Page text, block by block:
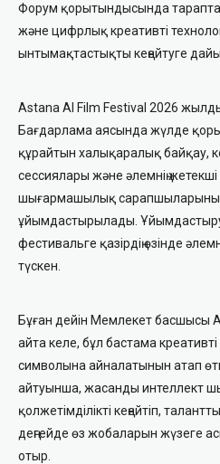
Форум қорытындысында
және цифрлық креативті
ынтымақтастықты кеңейтуге
Astana AI Film Festival 2026
Бағдарлама аясында жүлде
құрайтын халықаралық байқау,
сессиялары және әлемнің
шығармашылық сарапшыларының
ұйымдастырылады.
фестивальге қазірдің өзінде
түскен.
Бұған дейін Мемлекет басшысы
айта келе, бұл бастама креативті
символына айналатынын атап
айтуынша, жасанды интеллект
қолжетімділікті кеңейтіп,
деңгейде өз жобаларын жүзеге
отыр.